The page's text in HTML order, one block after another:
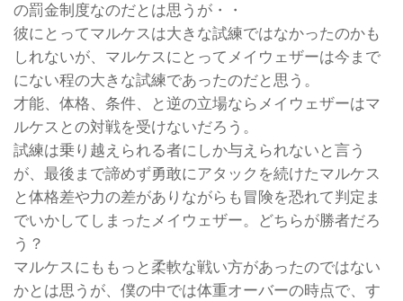
の罰金制度なのだとは思うが・・
彼にとってマルケスは大きな試練ではなかったのかも
しれないが、マルケスにとってメイウェザーは今まで
にない程の大きな試練であったのだと思う。
才能、体格、条件、と逆の立場ならメイウェザーはマ
ルケスとの対戦を受けないだろう。
試練は乗り越えられる者にしか与えられないと言う
が、最後まで諦めず勇敢にアタックを続けたマルケス
と体格差や力の差がありながらも冒険を恐れて判定ま
でいかしてしまったメイウェザー。どちらが勝者だろ
う？
マルケスにももっと柔軟な戦い方があったのではない
かとは思うが、僕の中では体重オーバーの時点で、す